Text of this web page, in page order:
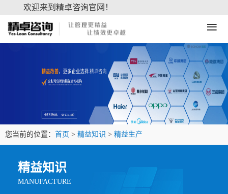
欢迎来到精卓咨询官网！
≡
您当前的位置： 首页 > 精益知识 > 精益生产
精益知识
MANUFACTURE